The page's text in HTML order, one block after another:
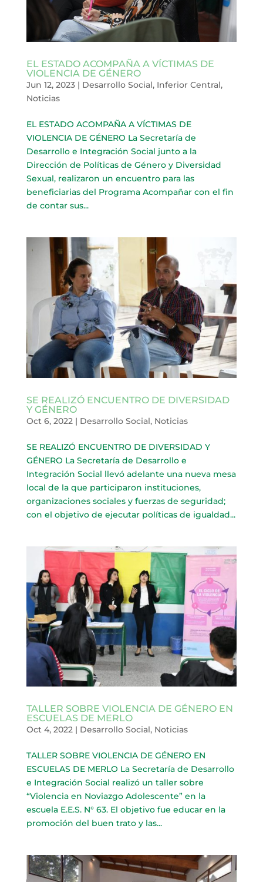
EL ESTADO ACOMPAÑA A VÍCTIMAS DE
VIOLENCIA DE GÉNERO
Jun 12, 2023| Desarrollo Social, Inferior Central,
Noticias
EL ESTADO ACOMPAÑA A VÍCTIMAS DE
VIOLENCIA DE GÉNERO La Secretaría de
Desarrollo e Integración Social junto a la
Dirección de Políticas de Género y Diversidad
Sexual, realizaron un encuentro para las
beneficiarias del Programa Acompañar con el fin
de contar sus...
SE REALIZÓ ENCUENTRO DE DIVERSIDAD
Y GÉNERO
Oct 6, 2022 | Desarrollo Social, Noticias
SE REALIZÓ ENCUENTRO DE DIVERSIDAD Y
GÉNERO La Secretaría de Desarrollo e
Integración Social llevó adelante una nueva mesa
local de la que participaron instituciones,
organizaciones sociales y fuerzas de seguridad;
con el objetivo de ejecutar políticas de igualdad...
TALLER SOBRE VIOLENCIA DE GÉNERO EN
ESCUELAS DE MERLO
Oct 4, 2022| Desarrollo Social, Noticias
TALLER SOBRE VIOLENCIA DE GÉNERO EN
ESCUELAS DE MERLO La Secretaría de Desarrollo
e Integración Social realizó un taller sobre
“Violencia en Noviazgo Adolescente” en la
escuela E.E.S. N° 63. El objetivo fue educar en la
promoción del buen trato y las...